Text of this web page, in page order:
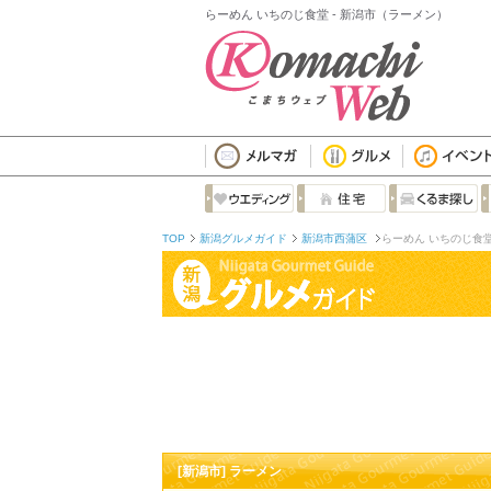
らーめん いちのじ食堂 - 新潟市（ラーメン）
TOP 新潟グルメガイド 新潟市西蒲区 らーめん いちのじ食
[新潟市] ラーメン